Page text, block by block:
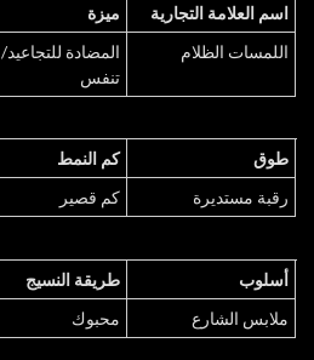
اسم العلامة التجارية ميزة
اللمسات الظلام
المضادة للتجاعيد/
تنفس
طوق كم النمط
رقبة مستديرة
كم قصير
أسلوب طريقة النسيج
ملابس الشارع
محبوك